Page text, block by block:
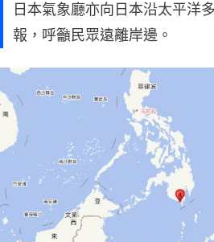
日本氣象廳亦向日本沿太平洋
報，呼籲民眾遠離岸邊。